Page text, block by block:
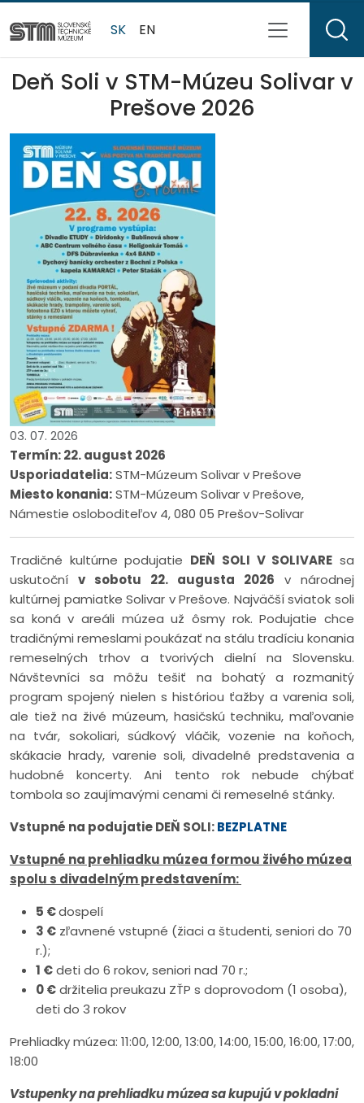
SK EN
Deň Soli v STM-Múzeu Solivar v
Prešove 2026
03. 07. 2026
Termín: 22. august 2026
Usporiadatelia:STM-Múzeum Solivar v Prešove
Miesto konania:STM-Múzeum Solivar v Prešove,
Námestie osloboditeľov 4, 080 05 Prešov-Solivar
Tradičné kultúrne podujatie DEŇ SOLI V SOLIVARE sa
uskutoční v sobotu 22. augusta 2026 v národnej
kultúrnej pamiatke Solivar v Prešove. Najväčší sviatok soli
sa koná v areáli múzea už ôsmy rok. Podujatie chce
tradičnými remeslami poukázať na stálu tradíciu konania
remeselných trhov a tvorivých dielní na Slovensku.
Návštevníci sa môžu tešiť na bohatý a rozmanitý
program spojený nielen s históriou ťažby a varenia soli,
ale tiež na živé múzeum, hasičskú techniku, maľovanie
na tvár, sokoliari, súdkový vláčik, vozenie na koňoch,
skákacie hrady, varenie soli, divadelné predstavenia a
hudobné koncerty. Ani tento rok nebude chýbať
tombola so zaujímavými cenami či remeselné stánky.
Vstupné na podujatie DEŇ SOLI:BEZPLATNE
Vstupné na prehliadku múzea formou živého múzea
spolu s divadelným predstavením:
5 €dospelí
3 € zľavnené vstupné (žiaci a študenti, seniori do 70
r.);
1 €deti do 6 rokov, seniori nad 70 r.;
0 €držitelia preukazu ZŤP s doprovodom (1 osoba),
deti do 3 rokov
Prehliadky múzea: 11:00, 12:00, 13:00, 14:00, 15:00, 16:00, 17:00,
18:00
Vstupenky na prehliadku múzea sa kupujú v pokladni